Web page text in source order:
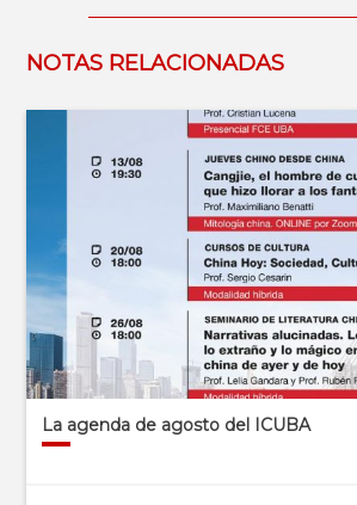
NOTAS RELACIONADAS
La agenda de agosto del ICUBA